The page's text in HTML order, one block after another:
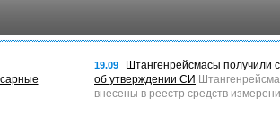
19.09
Штангенрейсмасы получили
об утверждении СИ
внесены в реестр средств